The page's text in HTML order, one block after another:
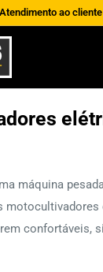
ao
máquina
confortáveis,